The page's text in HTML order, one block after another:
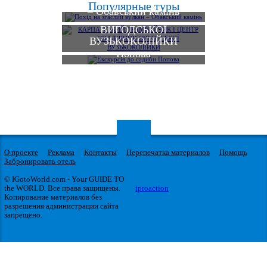
Популярные туры
– Обавський камінь
ТРАМВАЙЧИК І
ЦЕНТР СПАДЩИНИ
ВИГОДСЬКОЇ
ВУЗЬКОКОЛІЙКИ
Екскурсія до садиби
Попова
О проекте Реклама Контакты Перепечатка материалов
Помощь
Забронировать отель
© IGotoWorld.com - Your GUIDE TO
the WORLD. Все права защищены.
Копирование материалов без
разрешения администрации сайта
запрещено.
iproaction